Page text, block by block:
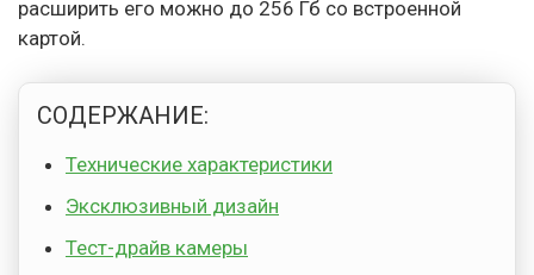
расширить его можно до 256 Гб со встроенной
картой.
СОДЕРЖАНИЕ:
Технические характеристики
Эксклюзивный дизайн
Тест-драйв камеры